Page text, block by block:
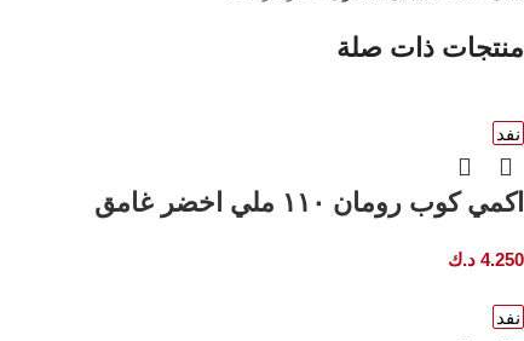
منتجات ذات صلة
نفد
اكمي كوب رومان ١١٠ ملي اخضر غامق
4.250 د.ك
نفد